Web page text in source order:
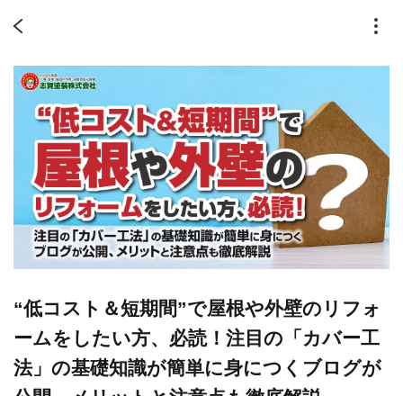
“低コスト＆短期間”で屋根や外壁のリフォ
ームをしたい方、必読！注目の「カバー工
法」の基礎知識が簡単に身につくブログが